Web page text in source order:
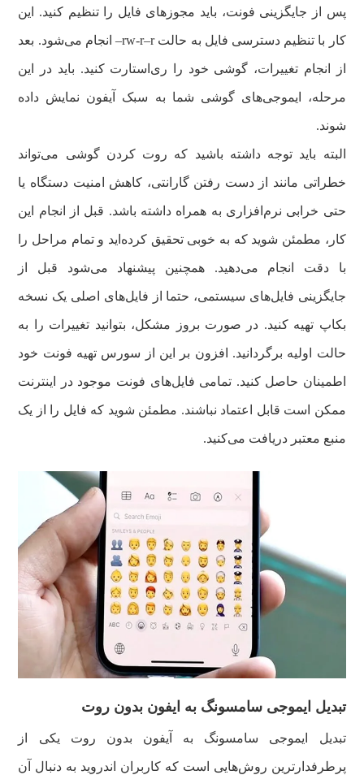
پس از جایگزینی فونت، باید مجوزهای فایل را تنظیم کنید. این
کار با تنظیم دسترسی فایل به حالت rw-r–r– انجام می‌شود. بعد
از انجام تغییرات، گوشی خود را ری‌استارت کنید. باید در این
مرحله، ایموجی‌های گوشی شما به سبک آیفون نمایش داده
شوند.
البته باید توجه داشته باشید که روت کردن گوشی می‌تواند
خطراتی مانند از دست رفتن گارانتی، کاهش امنیت دستگاه یا
حتی خرابی نرم‌افزاری به همراه داشته باشد. قبل از انجام این
کار، مطمئن شوید که به خوبی تحقیق کرده‌اید و تمام مراحل را
با دقت انجام می‌دهید. همچنین پیشنهاد می‌شود قبل از
جایگزینی فایل‌های سیستمی، حتما از فایل‌های اصلی یک نسخه
بکاپ تهیه کنید. در صورت بروز مشکل، بتوانید تغییرات را به
حالت اولیه برگردانید. افزون بر این از سورس تهیه فونت خود
اطمینان حاصل کنید. تمامی فایل‌های فونت موجود در اینترنت
ممکن است قابل اعتماد نباشند. مطمئن شوید که فایل را از یک
منبع معتبر دریافت می‌کنید.
تبدیل ایموجی سامسونگ به ایفون بدون روت
تبدیل ایموجی سامسونگ به آیفون بدون روت یکی از
پرطرفدارترین روش‌هایی است که کاربران اندروید به دنبال آن